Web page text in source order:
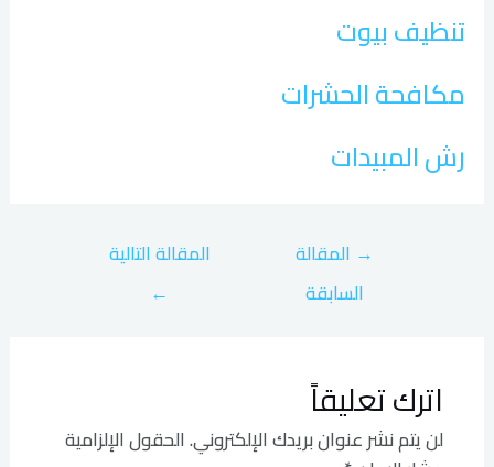
تنظيف بيوت
مكافحة الحشرات
رش المبيدات
→ المقالة
السابقة
المقالة التالية
←
اترك تعليقاً
لن يتم نشر عنوان بريدك الإلكتروني. الحقول الإلزامية